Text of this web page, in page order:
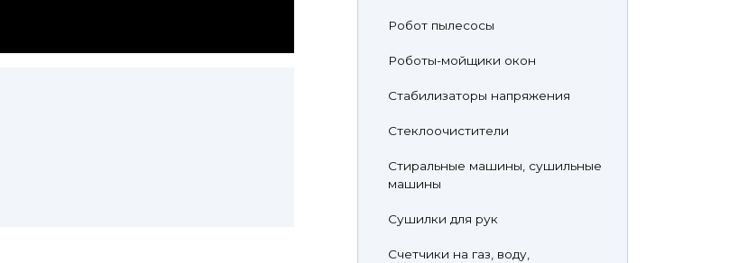
Робот пылесосы
Роботы-мойщики окон
Стабилизаторы напряжения
Стеклоочистители
Стиральные машины, сушильные
машины
Сушилки для рук
Счетчики на газ, воду,